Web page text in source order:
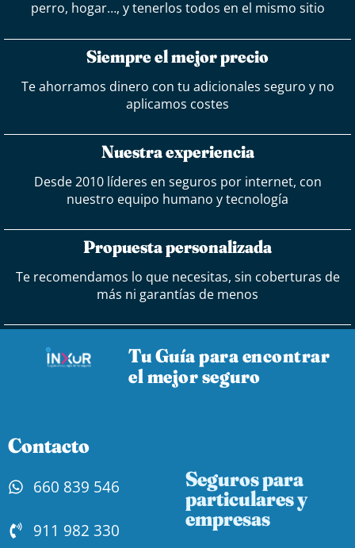
perro, hogar…, y tenerlos todos en el mismo sitio
Siempre el mejor precio
Te ahorramos dinero con tu adicionales seguro y no
aplicamos costes
Nuestra experiencia
Desde 2010 líderes en seguros por internet, con
nuestro equipo humano y tecnología
Propuesta personalizada
Te recomendamos lo que necesitas, sin coberturas de
más ni garantías de menos
Tu Guía para encontrar
el mejor seguro
Contacto
660 839 546
911 982 330
Seguros para
particulares y
empresas